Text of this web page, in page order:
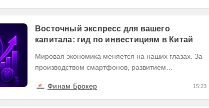
Восточный экспресс для вашего
капитала: гид по инвестициям в Китай
Мировая экономика меняется на наших глазах. За
производством смартфонов, развитием
часто...Финам Брокер 15:23